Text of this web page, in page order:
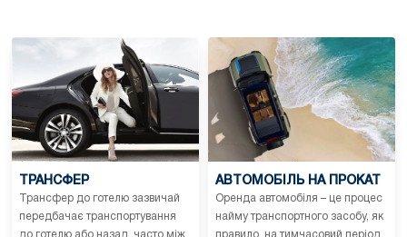
ТРАНСФЕР
Трансфер до готелю зазвичай
передбачає транспортування
до готелю або назад, часто між
АВТОМОБІЛЬ НА ПРОКАТ
Оренда автомобіля – це процес
найму транспортного засобу, як
правило, на тимчасовий період